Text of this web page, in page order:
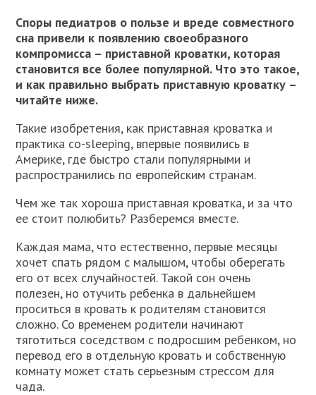
Споры педиатров о пользе и вреде совместного
сна привели к появлению своеобразного
компромисса – приставной кроватки, которая
становится все более популярной. Что это такое,
и как правильно выбрать приставную кроватку –
читайте ниже.
Такие изобретения, как приставная кроватка и
практика сo-sleeping, впервые появились в
Америке, где быстро стали популярными и
распространились по европейским странам.
Чем же так хороша приставная кроватка, и за что
ее стоит полюбить? Разберемся вместе.
Каждая мама, что естественно, первые месяцы
хочет спать рядом с малышом, чтобы оберегать
его от всех случайностей. Такой сон очень
полезен, но отучить ребенка в дальнейшем
проситься в кровать к родителям становится
сложно. Со временем родители начинают
тяготиться соседством с подросшим ребенком, но
перевод его в отдельную кровать и собственную
комнату может стать серьезным стрессом для
чада.